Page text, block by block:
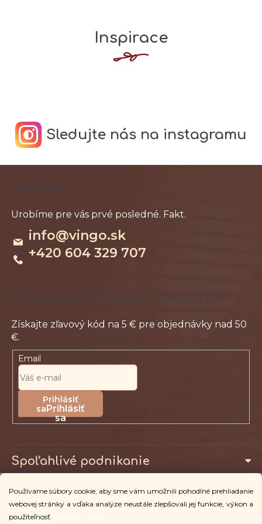
Používame súbory cookie, aby sme vám umožnili pohodlné prehliadanie
webovej stránky a vďaka analýze neustále zlepšovali jej funkcie, výkon a
použiteľnosť.
Inspirace
Sledujte nás na instagramu
info@vingo.sk
+420 604 329 707
Odoberať newsletter
Email
Prihlásiť
sa
Spoľahlivé podnikanie
Pro zákazníky